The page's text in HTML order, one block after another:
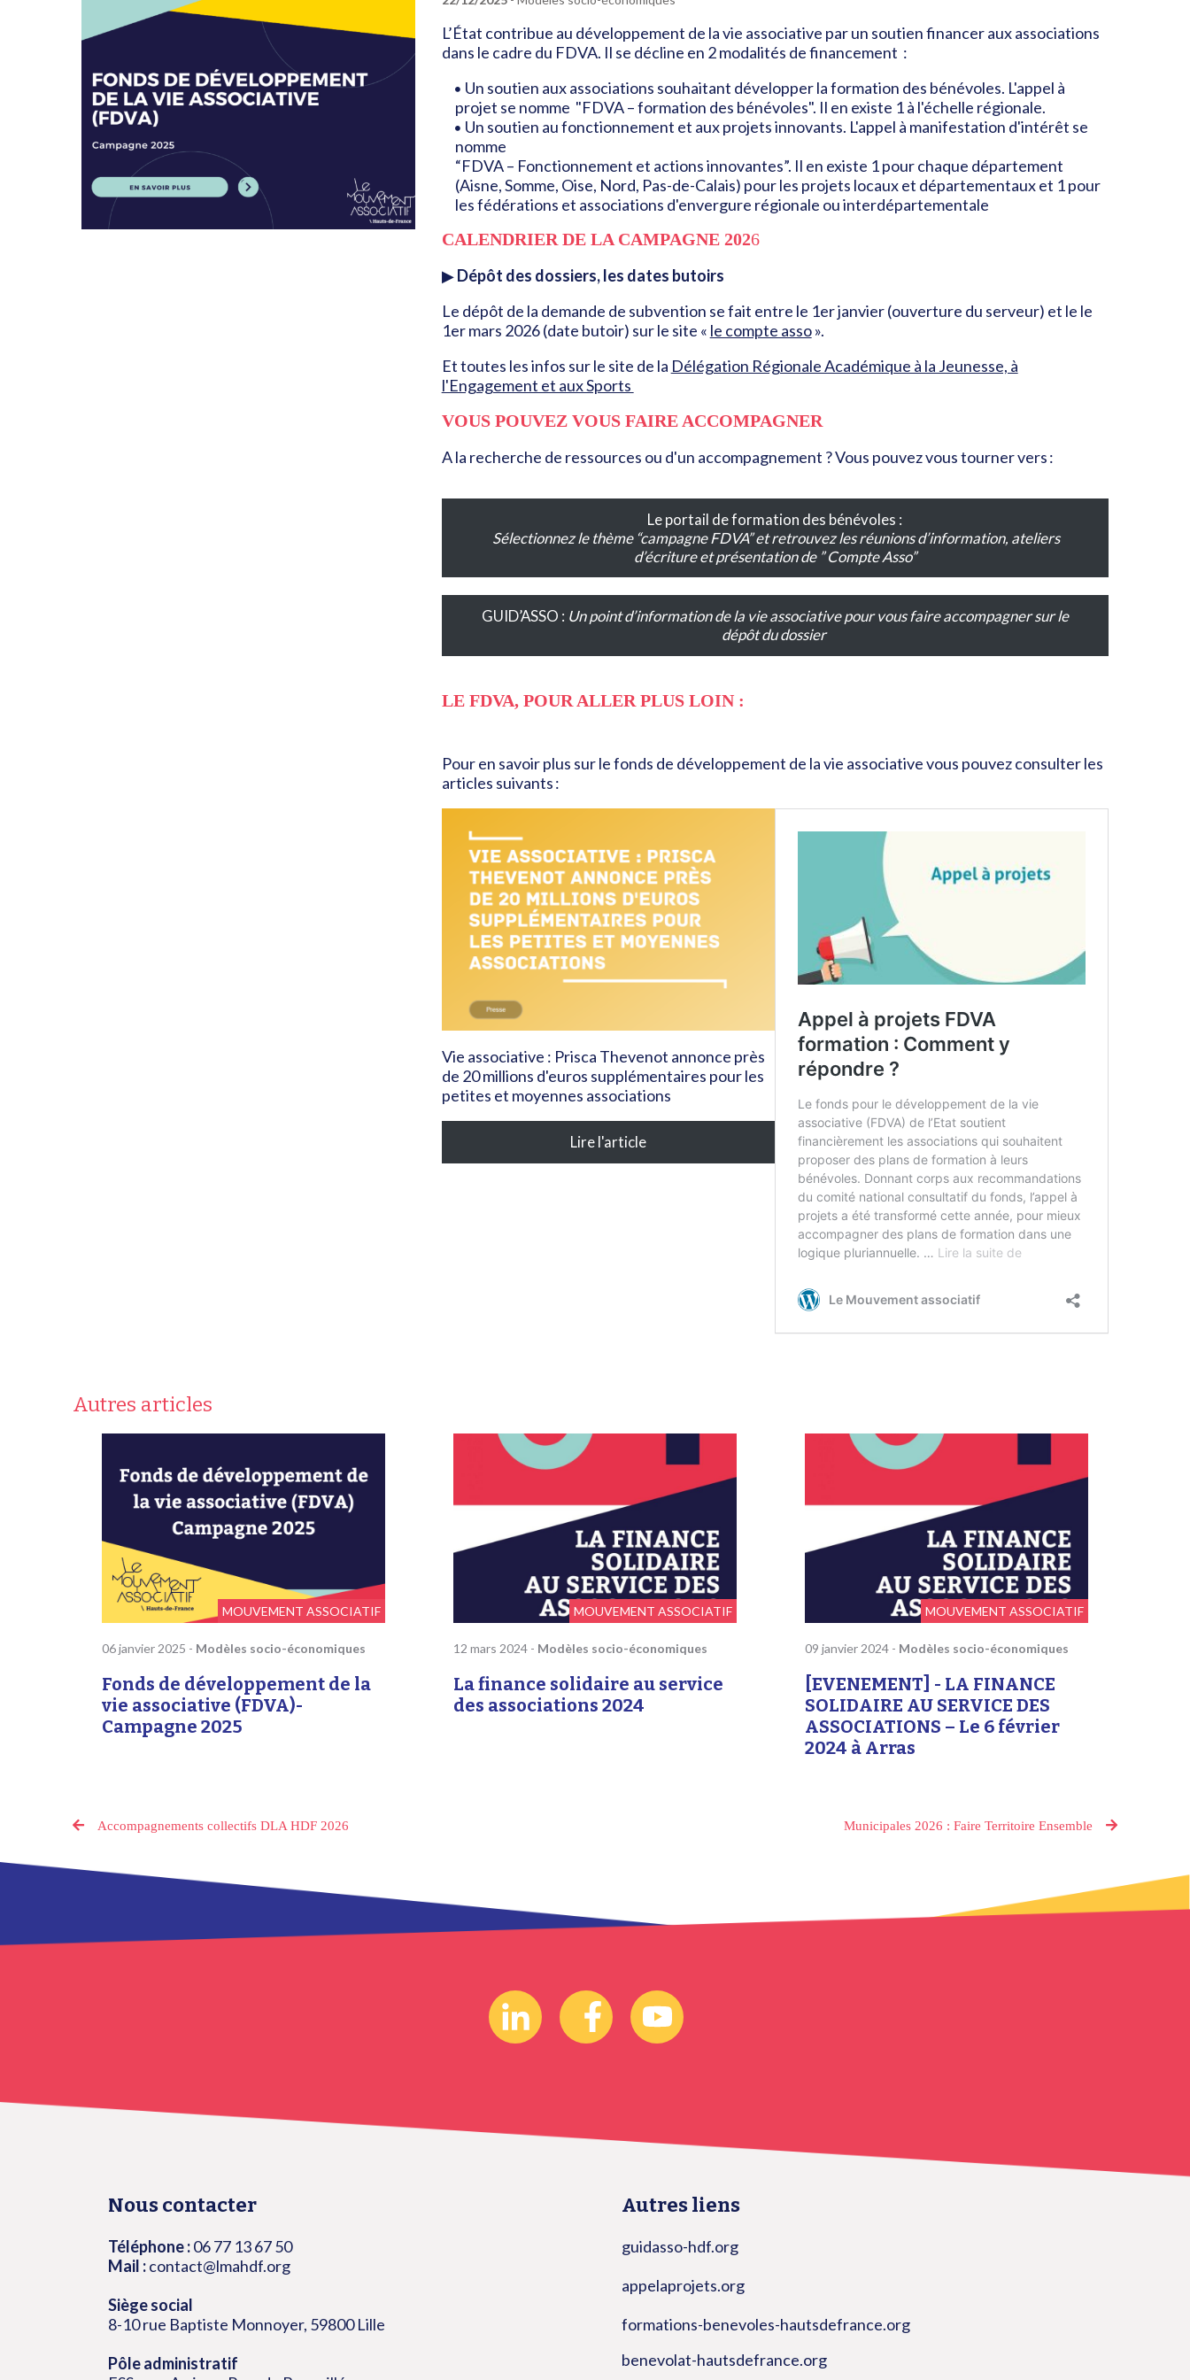
L’État contribue au développement de la vie associative par un soutien financer aux associations
dans le cadre du FDVA. Il se décline en 2 modalités de financement :
Un soutien aux associations souhaitant développer la formation des bénévoles. L'appel à
projet se nomme "FDVA – formation des bénévoles". Il en existe 1 à l'échelle régionale.
Un soutien au fonctionnement et aux projets innovants. L'appel à manifestation d'intérêt se
nomme
“FDVA – Fonctionnement et actions innovantes”. Il en existe 1 pour chaque département
(Aisne, Somme, Oise, Nord, Pas-de-Calais) pour les projets locaux et départementaux et 1 pour
les fédérations et associations d'envergure régionale ou interdépartementale
CALENDRIER DE LA CAMPAGNE 2026
▶Dépôt des dossiers, les dates butoirs
Le dépôt de la demande de subvention se fait entre le 1er janvier (ouverture du serveur) et le le
1er mars 2026 (date butoir) sur le site « le compte asso».
Et toutes les infos sur le site de la Délégation Régionale Académique à la Jeunesse, à
l'Engagement et aux Sports
VOUS POUVEZ VOUS FAIRE ACCOMPAGNER
A la recherche de ressources ou d'un accompagnement ? Vous pouvez vous tourner vers :
Le portail de formation des bénévoles :
Sélectionnez le thème “campagne FDVA” et retrouvez les réunions d’information, ateliers
d’écriture et présentation de ” Compte Asso”
GUID’ASSO : Un point d’information de la vie associative pour vous faire accompagner sur le
dépôt du dossier
LE FDVA, POUR ALLER PLUS LOIN :
Pour en savoir plus sur le fonds de développement de la vie associative vous pouvez consulter les
articles suivants :
Vie associative : Prisca Thevenot annonce près
de 20 millions d'euros supplémentaires pour les
petites et moyennes associations
Lire l'article
Autres articles
MOUVEMENT ASSOCIATIF
06 janvier 2025 - Modèles socio-économiques
Fonds de développement de la
vie associative (FDVA)-
Campagne 2025
MOUVEMENT ASSOCIATIF
12 mars 2024 - Modèles socio-économiques
La finance solidaire au service
des associations 2024
MOUVEMENT ASSOCIATIF
09 janvier 2024 - Modèles socio-économiques
[EVENEMENT] - LA FINANCE
SOLIDAIRE AU SERVICE DES
ASSOCIATIONS – Le 6 février
2024 à Arras
Accompagnements collectifs DLA HDF 2026 Municipales 2026 : Faire Territoire Ensemble
Nous contacter
Téléphone :06 77 13 67 50
Mail :contact@lmahdf.org
Siège social
8-10 rue Baptiste Monnoyer, 59800 Lille
Pôle administratif
Autres liens
guidasso-hdf.org
appelaprojets.org
formations-benevoles-hautsdefrance.org
benevolat-hautsdefrance.org